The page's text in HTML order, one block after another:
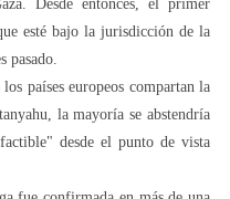
Desde entonces, el primer
esté bajo la jurisdicción de la
pasado.
países europeos compartan la
la mayoría se abstendría
desde el punto de vista